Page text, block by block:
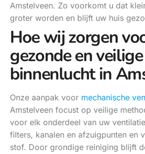
Amstelveen. Zo voorkomt u dat
groter worden en blijft uw huis
Hoe wij zorgen
gezonde en veilige
binnenlucht in
Onze aanpak voor mechanische
Amstelveen focust op veilige
voor elk onderdeel van uw
filters, kanalen en afzuigpunten en
stof. Door grondige reiniging blijft